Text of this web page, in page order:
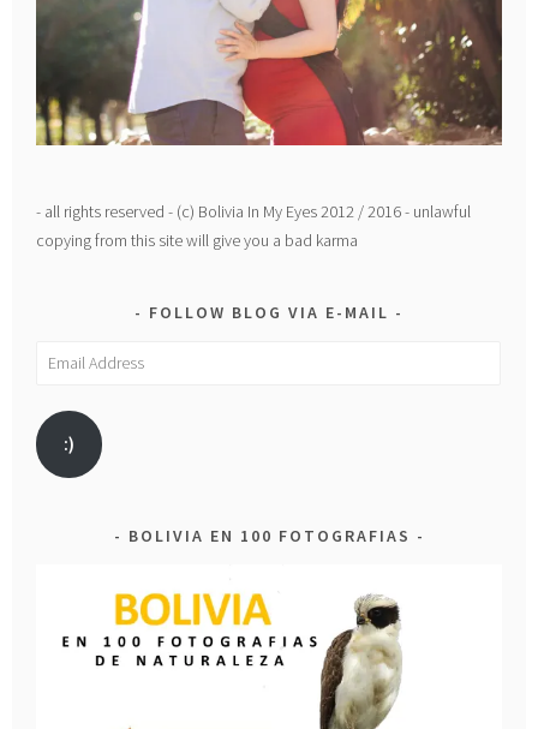
- all rights reserved - (c) Bolivia In My Eyes 2012 / 2016 - unlawful
copying from this site will give you a bad karma
FOLLOW BLOG VIA E-MAIL
Email
:)
BOLIVIA EN 100 FOTOGRAFIAS